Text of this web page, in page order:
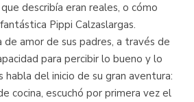
describía eran reales, o cómo
Pippi Calzaslargas.
de amor de sus padres, a través de
para percibir lo bueno y lo
habla del inicio de su gran aventura:
cocina, escuchó por primera vez el